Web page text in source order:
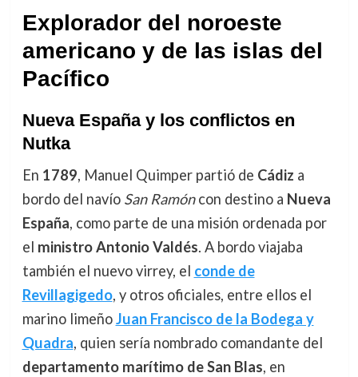
Explorador del noroeste
americano y de las islas del
Pacífico
Nueva España y los conflictos en
Nutka
En 1789, Manuel Quimper partió de Cádiz a
bordo del navío San Ramóncon destino a Nueva
España, como parte de una misión ordenada por
el ministro Antonio Valdés. A bordo viajaba
también el nuevo virrey, el conde de
Revillagigedo, y otros oficiales, entre ellos el
marino limeñoJuan Francisco de la Bodega y
Quadra, quien sería nombrado comandante del
departamento marítimo de San Blas, en